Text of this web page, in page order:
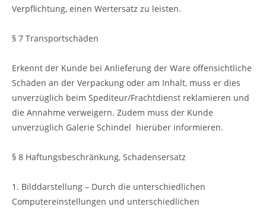
Verpflichtung, einen Wertersatz zu leisten.
§ 7 Transportschäden
Erkennt der Kunde bei Anlieferung der Ware offensichtliche
Schäden an der Verpackung oder am Inhalt, muss er dies
unverzüglich beim Spediteur/Frachtdienst reklamieren und
die Annahme verweigern. Zudem muss der Kunde
unverzüglich Galerie Schindel hierüber informieren.
§ 8 Haftungsbeschränkung, Schadensersatz
1. Bilddarstellung – Durch die unterschiedlichen
Computereinstellungen und unterschiedlichen